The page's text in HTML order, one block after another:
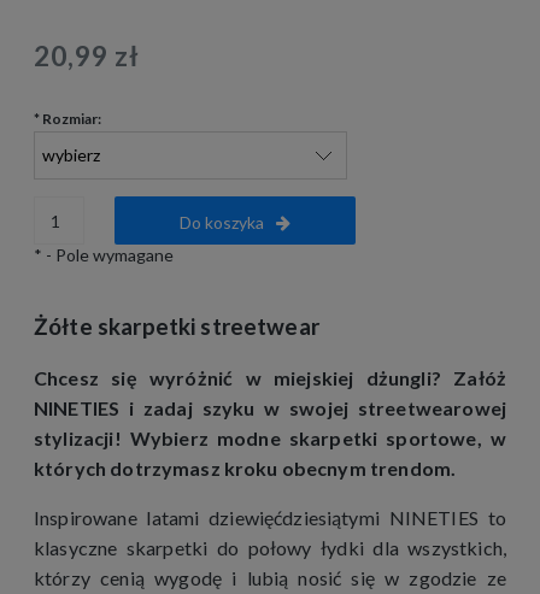
20,99 zł
* Rozmiar:
Do koszyka
* - Pole wymagane
Żółte skarpetki streetwear
Chcesz się wyróżnić w miejskiej dżungli? Załóż
NINETIES i zadaj szyku w swojej streetwearowej
stylizacji! Wybierz modne skarpetki sportowe, w
których dotrzymasz kroku obecnym trendom.
Inspirowane latami dziewięćdziesiątymi NINETIES to
klasyczne skarpetki do połowy łydki dla wszystkich,
którzy cenią wygodę i lubią nosić się w zgodzie ze